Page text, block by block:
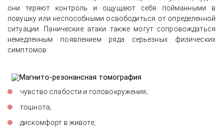
они теряют контроль и ощущают себя пойманными в
ловушку или неспособными освободиться от определенной
ситуации. Панические атаки также могут сопровождаться
немедленным появлением ряда серьезных физических
симптомов:
чувство слабости и головокружения;
тошнота;
дискомфорт в животе;